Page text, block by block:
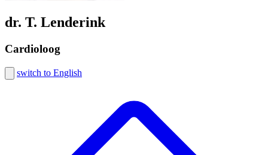
dr. T. Lenderink
Cardioloog
switch to English